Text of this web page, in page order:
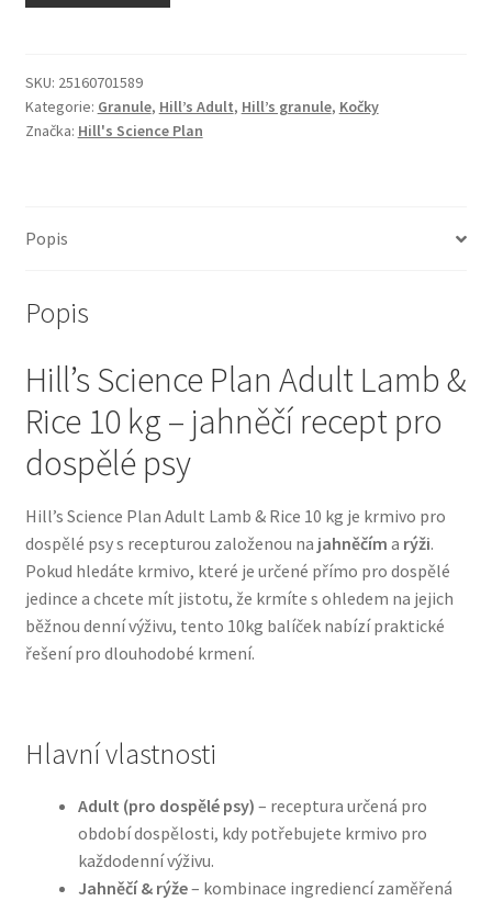
Odpočívadla pro kočky
Pamlsky pro kočky
Škrabadla pro kočky
Veterinární dieta pro kočky
Vše pro psy — Krmivo, doplňky, vybavení
Boudy a výběhy
Bozita pro psy — Švédské krmivo s nordickou kvalitou
Brit pro psy
Granule pro psy
přírodními složkami
Happy Dog — Německá kvalita a přirozené složení
Hill’s pro psy
SKU: 25160701589
Kategorie: Granule, Hill’s Adult, Hill’s granule, Kočky
Značka: Hill's Science Plan
Popis
Popis
Hill’s Science Plan Adult Lamb &
Rice 10 kg – jahněčí recept pro
dospělé psy
Hill’s Science Plan Adult Lamb & Rice 10 kg je krmivo pro
dospělé psy s recepturou založenou na jahněčím a rýži.
Pokud hledáte krmivo, které je určené přímo pro dospělé
jedince a chcete mít jistotu, že krmíte s ohledem na jejich
běžnou denní výživu, tento 10kg balíček nabízí praktické
řešení pro dlouhodobé krmení.
Hlavní vlastnosti
Adult (pro dospělé psy) – receptura určená pro
období dospělosti, kdy potřebujete krmivo pro
každodenní výživu.
Jahněčí & rýže– kombinace ingrediencí zaměřená